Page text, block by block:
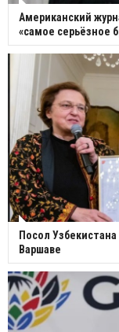
Американский
«самое серьёзное
Посол
Варшаве